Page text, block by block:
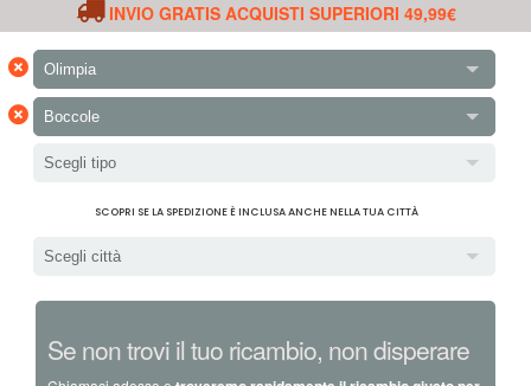
INVIO GRATIS ACQUISTI SUPERIORI 49,99€
× Olimpia
× Boccole
Scegli tipo
SCOPRI SE LA SPEDIZIONE È INCLUSA ANCHE NELLA TUA CITTÀ
Scegli città
Se non trovi il tuo ricambio, non disperare